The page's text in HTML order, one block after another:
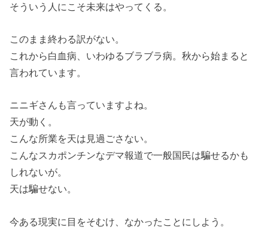
そういう人にこそ未来はやってくる。
このまま終わる訳がない。
これから白血病、いわゆるブラブラ病。秋から始まると
言われています。
ニニギさんも言っていますよね。
天が動く。
こんな所業を天は見過ごさない。
こんなスカポンチンなデマ報道で一般国民は騙せるかも
しれないが。
天は騙せない。
今ある現実に目をそむけ、なかったことにしよう。